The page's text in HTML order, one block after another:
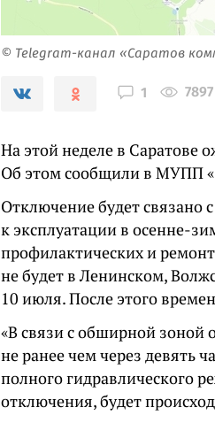
© Telegram-канал «Саратов
1 7897
На этой неделе в Саратове
Об этом сообщили в МУПП
Отключение будет связано
к эксплуатации в осенне-
профилактических и
не будет в Ленинском,
10 июля. После этого
«В связи с обширной зоной
не ранее чем через девять
полного гидравлического
отключения, будет